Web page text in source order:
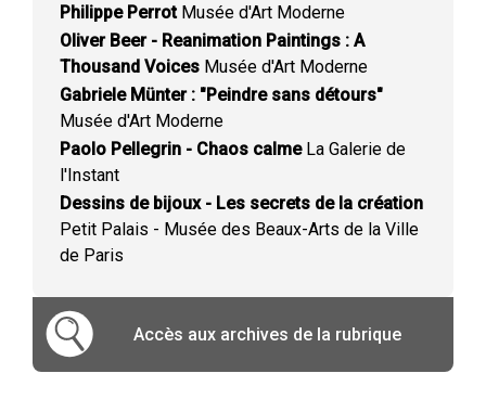
Philippe PerrotMusée d'Art Moderne
Oliver Beer - Reanimation Paintings : A
Thousand Voices Musée d'Art Moderne
Gabriele Münter : "Peindre sans détours"
Musée d'Art Moderne
Paolo Pellegrin - Chaos calmeLa Galerie de
l'Instant
Dessins de bijoux - Les secrets de la création
Petit Palais - Musée des Beaux-Arts de la Ville
de Paris
Accès aux archives de la rubrique